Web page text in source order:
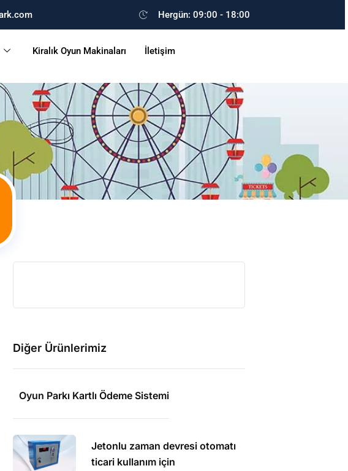
Hergün: 09:00 - 18:00
Kiralık Oyun Makinaları İletişim
Diğer Ürünlerimiz
Oyun Parkı Kartlı Ödeme Sistemi
Jetonlu zaman devresi otomatı
ticari kullanım için